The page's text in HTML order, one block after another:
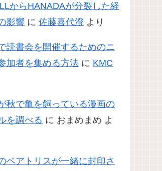
からHANADAが分裂した経
影響 に 佐藤喜代澄 より
読書会を開催するためのニ
加者を集める方法 に KMC
秋で亀を飼っている漫画の
を調べる に おまめまめ よ
ベアトリスが一緒に封印さ